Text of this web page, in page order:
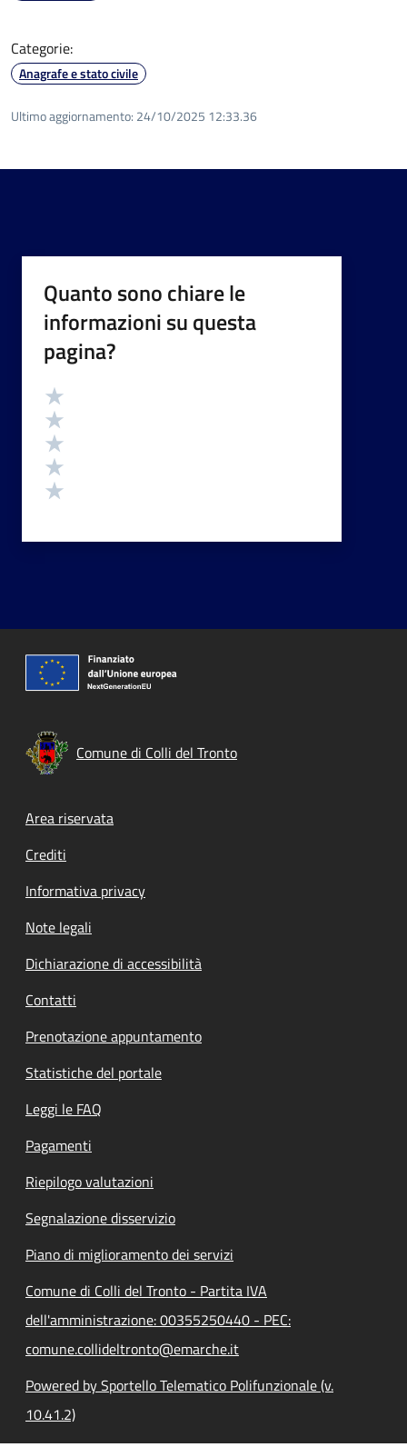
Categorie:
Anagrafe e stato civile
Ultimo aggiornamento: 24/10/2025 12:33.36
Quanto sono chiare le
informazioni su questa
pagina?
Valutazione
Comune di Colli del Tronto
Footer menu
Area riservata
Crediti
Informativa privacy
Note legali
Dichiarazione di accessibilità
Contatti
Prenotazione appuntamento
Statistiche del portale
Leggi le FAQ
Pagamenti
Riepilogo valutazioni
Segnalazione disservizio
Piano di miglioramento dei servizi
Comune di Colli del Tronto - Partita IVA
dell'amministrazione: 00355250440 - PEC:
comune.collideltronto@emarche.it
Powered by Sportello Telematico Polifunzionale (v.
10.41.2)